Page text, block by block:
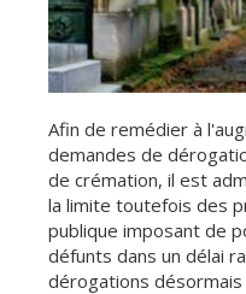
Afin de remédier à
demandes de
de crémation, il est
la limite toutefois des
publique imposant de
défunts dans un délai
dérogations désormais